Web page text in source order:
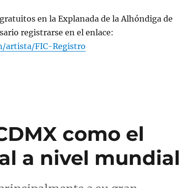
en la Explanada de la Alhóndiga de
registrarse en el enlace:
artista/FIC-Registro
como el
a nivel mundial